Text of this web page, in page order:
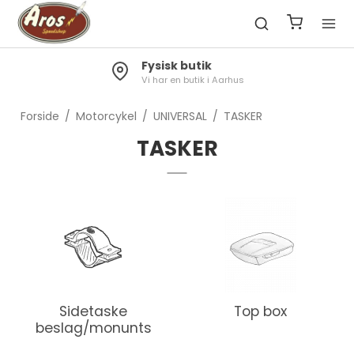
Fragt 49kr.
Gratis til pakkeshop ved køb over
Forside / Motorcykel / UNIVERSAL / TASKER
TASKER
Sidetaske
beslag/monunts
Top box